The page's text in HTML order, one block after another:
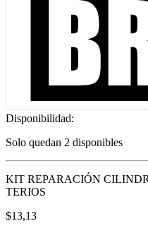
Disponibilidad:
Solo quedan 2 disponibles
KIT REPARACIÓN
TERIOS
$13,13